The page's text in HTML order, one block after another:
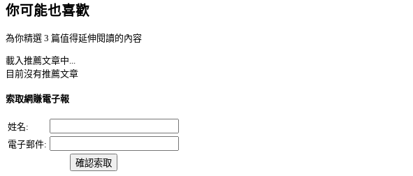
你可能也喜歡
為你精選 3 篇值得延伸閱讀的內容
載入推薦文章中...
目前沒有推薦文章
索取網賺電子報
姓名:
電子郵件: